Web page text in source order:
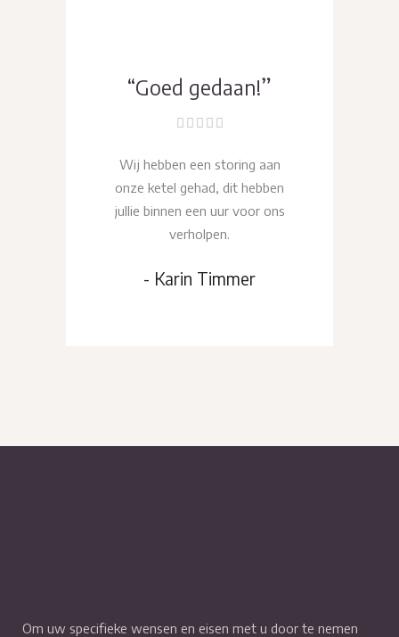
“Goed gedaan!”
Wij hebben een storing aan
onze ketel gehad, dit hebben
jullie binnen een uur voor ons
verholpen.
- Karin Timmer
Om uw specifieke wensen en eisen met u door te nemen